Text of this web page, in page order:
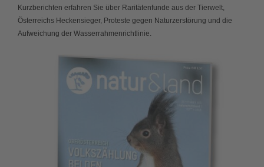
Kurzberichten erfahren Sie über Raritätenfunde aus der Tierwelt,
Österreichs Heckensieger, Proteste gegen Naturzerstörung und die
Aufweichung der Wasserrahmenrichtlinie.